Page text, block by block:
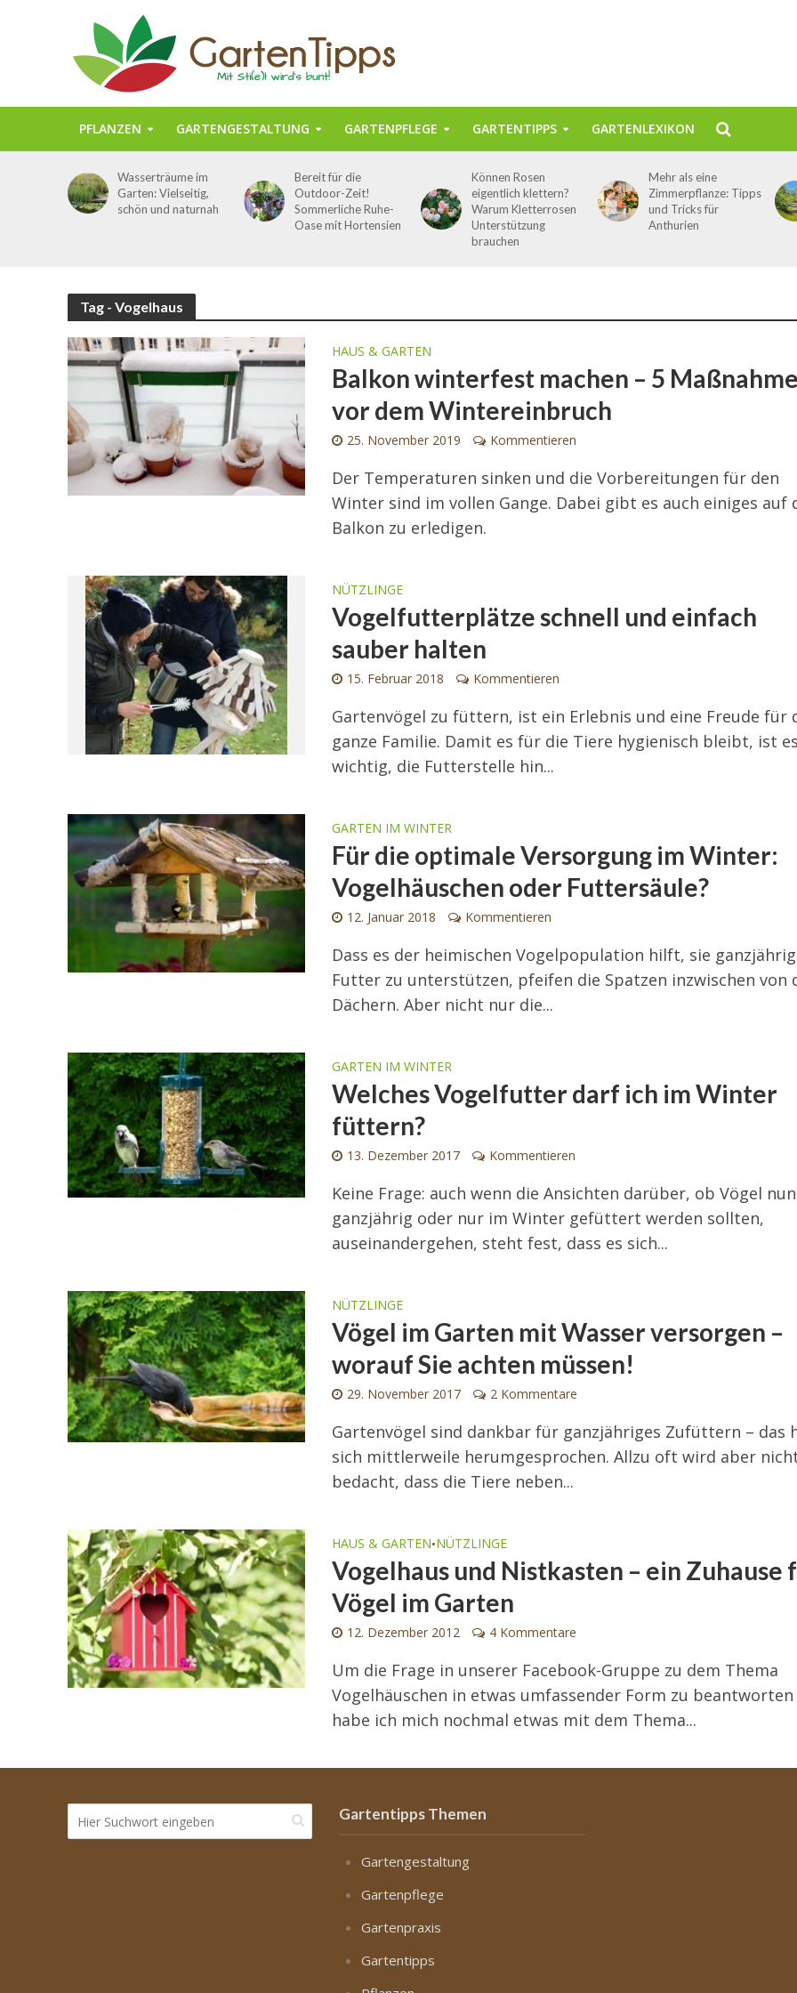
PFLANZEN GARTENGESTALTUNG GARTENPFLEGE GARTENTIPPS GARTENLEXIKON
Wasserträume im
Garten: Vielseitig,
schön und naturnah
Bereit für die
Outdoor-Zeit!
Sommerliche Ruhe-
Oase mit Hortensien
Können Rosen
eigentlich klettern?
Warum Kletterrosen
Unterstützung
brauchen
Mehr als eine
Zimmerpflanze: Tipps
und Tricks für
Anthurien
Tag - Vogelhaus
HAUS & GARTEN
Balkon winterfest machen – 5
vor dem Wintereinbruch
25. November 2019 Kommentieren
Der Temperaturen sinken und die Vorbereitungen für den
Winter sind im vollen Gange. Dabei gibt es auch einiges auf
Balkon zu erledigen.
NÜTZLINGE
Vogelfutterplätze schnell und einfach
sauber halten
15. Februar 2018 Kommentieren
Gartenvögel zu füttern, ist ein Erlebnis und eine Freude für
ganze Familie. Damit es für die Tiere hygienisch bleibt, ist es
wichtig, die Futterstelle hin...
GARTEN IM WINTER
Für die optimale Versorgung im Winter:
Vogelhäuschen oder Futtersäule?
12. Januar 2018 Kommentieren
Dass es der heimischen Vogelpopulation hilft, sie
Futter zu unterstützen, pfeifen die Spatzen inzwischen von
Dächern. Aber nicht nur die...
GARTEN IM WINTER
Welches Vogelfutter darf ich im Winter
füttern?
13. Dezember 2017 Kommentieren
Keine Frage: auch wenn die Ansichten darüber, ob Vögel nun
ganzjährig oder nur im Winter gefüttert werden sollten,
auseinandergehen, steht fest, dass es sich...
NÜTZLINGE
Vögel im Garten mit Wasser versorgen –
worauf Sie achten müssen!
29. November 2017 2 Kommentare
Gartenvögel sind dankbar für ganzjähriges Zufüttern – das
sich mittlerweile herumgesprochen. Allzu oft wird aber
bedacht, dass die Tiere neben...
HAUS & GARTEN•NÜTZLINGE
Vogelhaus und Nistkasten – ein Zuhause
Vögel im Garten
12. Dezember 2012 4 Kommentare
Um die Frage in unserer Facebook-Gruppe zu dem Thema
Vogelhäuschen in etwas umfassender Form zu beantworten
habe ich mich nochmal etwas mit dem Thema...
Gartentipps Themen
Gartengestaltung
Gartenpflege
Gartenpraxis
Gartentipps